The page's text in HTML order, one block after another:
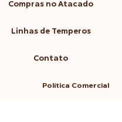
Compras no Atacado
Linhas de Temperos
Contato
Política Comercial